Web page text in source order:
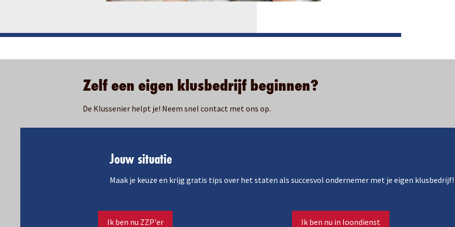
Zelf een eigen klusbedrijf beginnen?
De Klussenier helpt je! Neem snel contact met ons op.
Jouw situatie
Maak je keuze en krijg gratis tips over het staten als succesvol ondernemer met je eigen klusbedrijf!
Ik ben nu ZZP'er Ik ben nu in loondienst